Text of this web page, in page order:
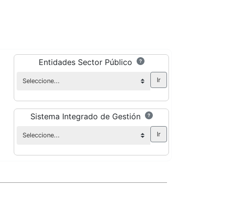
Entidades Sector Público
Sistema Integrado de Gestión